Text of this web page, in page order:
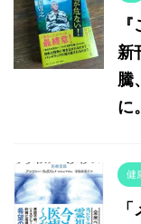
新
騰
に。
健